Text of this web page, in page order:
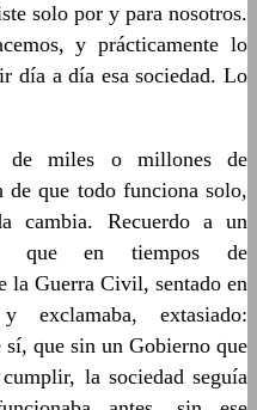
solo por y para nosotros.
y prácticamente lo
día a día esa sociedad. Lo
de miles o millones de
de que todo funciona solo,
cambia. Recuerdo a un
que en tiempos de
la Guerra Civil, sentado en
exclamaba, extasiado:
que sin un Gobierno que
la sociedad seguía